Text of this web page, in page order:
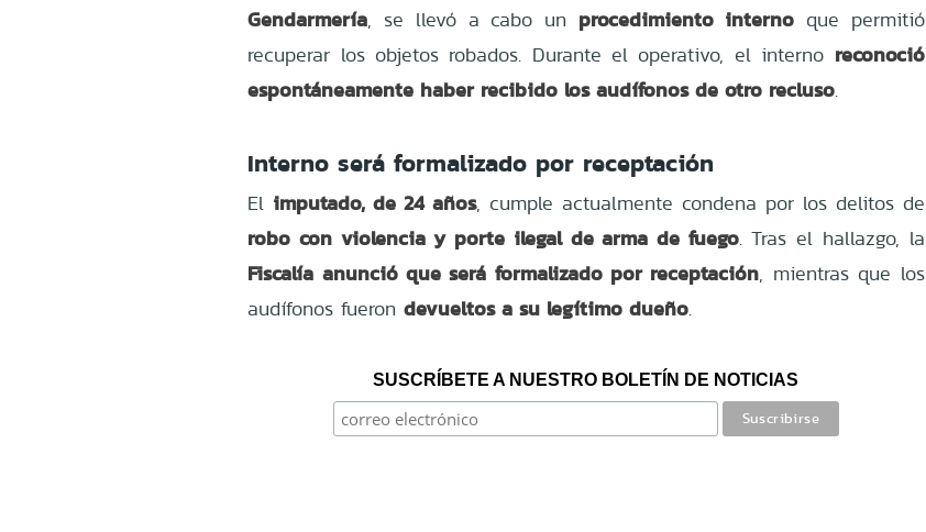
Gendarmería, se llevó a cabo un procedimiento internoque permitió
recuperar los objetos robados. Durante el operativo, el interno reconoció
espontáneamente haber recibido los audífonos de otro recluso.
Interno será formalizado por receptación
El imputado, de 24 años, cumple actualmente condena por los delitos de
robo con violencia y porte ilegal de arma de fuego. Tras el hallazgo, la
Fiscalía anunció que será formalizado por receptación, mientras que los
audífonos fuerondevueltos a su legítimo dueño.
SUSCRÍBETE A NUESTRO BOLETÍN DE NOTICIAS